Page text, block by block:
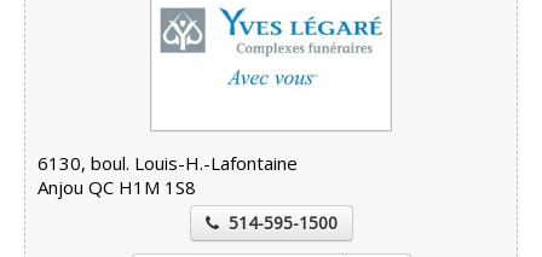
6130, boul. Louis-H.-Lafontaine
Anjou QC H1M 1S8
514-595-1500